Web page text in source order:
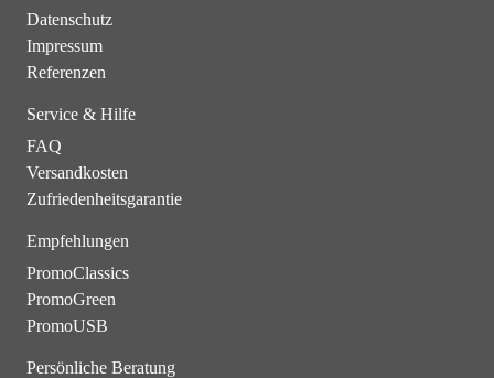
Datenschutz
Impressum
Referenzen
Service & Hilfe
FAQ
Versandkosten
Zufriedenheitsgarantie
Empfehlungen
PromoClassics
PromoGreen
PromoUSB
Persönliche Beratung